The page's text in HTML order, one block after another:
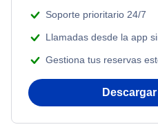
Flights from Nueva York to
Flights from Shanghai to
Soporte prioritario 24/7
Llamadas desde la app
Gestiona tus reservas